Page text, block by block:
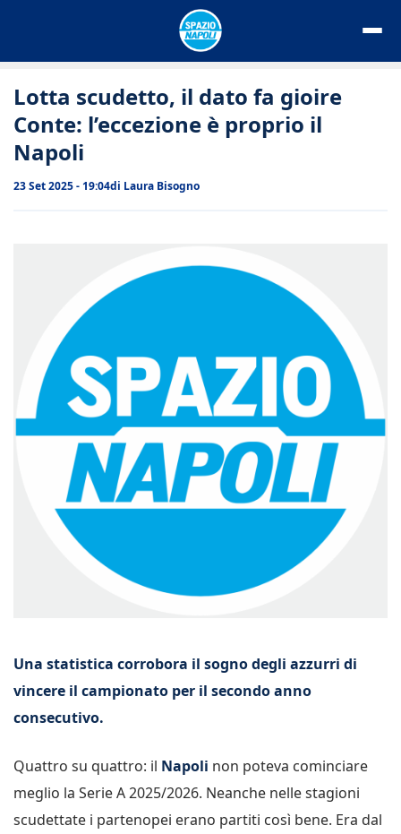
Lotta scudetto, il dato fa gioire
Conte: l’eccezione è proprio il
Napoli
23 Set 2025 - 19:04di Laura Bisogno
Una statistica corrobora il sogno degli azzurri di
vincere il campionato per il secondo anno
consecutivo.
Quattro su quattro: il Napoli non poteva cominciare
meglio la Serie A 2025/2026. Neanche nelle stagioni
scudettate i partenopei erano partiti così bene. Era dal